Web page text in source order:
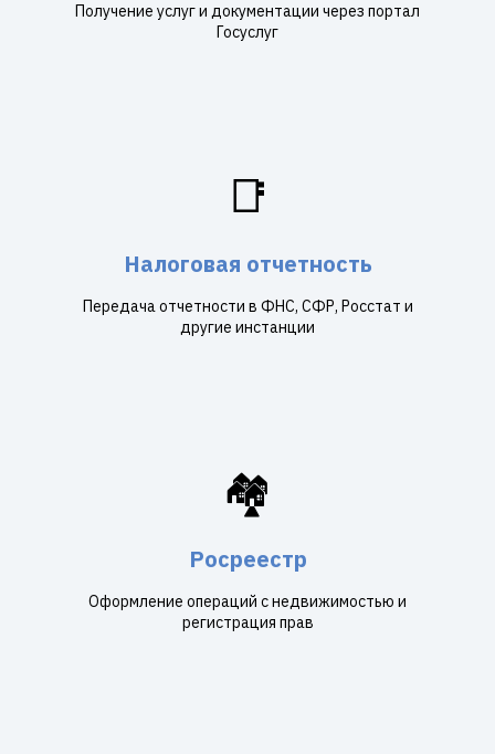
Получение услуг и документации через портал
Госуслуг
📑
Налоговая отчетность
Передача отчетности в ФНС, СФР, Росстат и
другие инстанции
🏘️
Росреестр
Оформление операций с недвижимостью и
регистрация прав